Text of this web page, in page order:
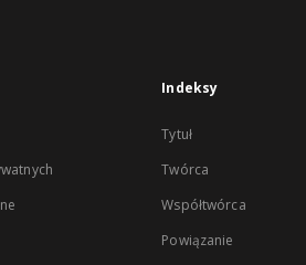
Indeksy
Tytuł
Twórca
Współtwórca
Powiązanie